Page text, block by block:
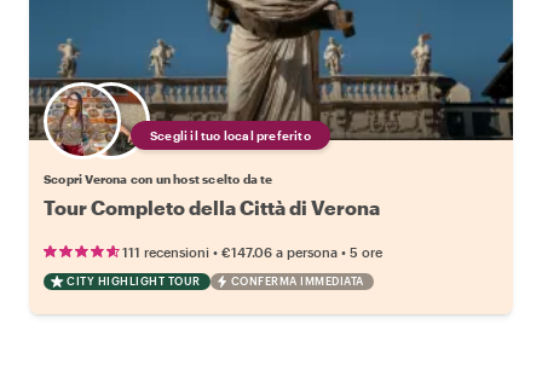
Scegli il tuo local preferito
Scopri Verona con un host scelto da te
Tour Completo della Città di Verona
111 recensioni • €147.06 a persona • 5 ore
CITY HIGHLIGHT TOUR CONFERMA IMMEDIATA